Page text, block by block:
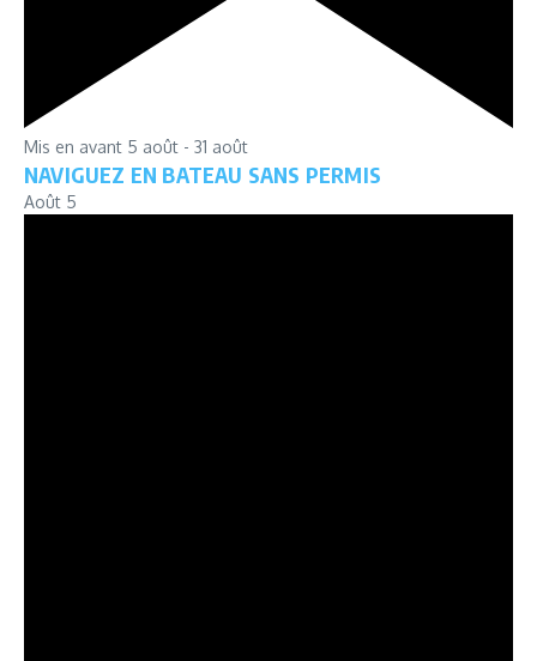
Mis en avant 5 août - 31 août
NAVIGUEZ EN BATEAU SANS PERMIS
Août 5